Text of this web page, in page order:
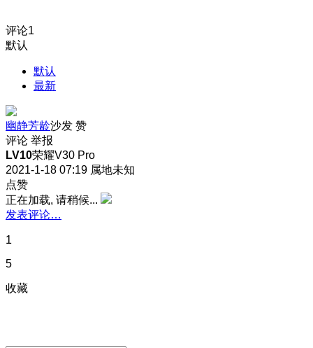
评论1
默认
默认
最新
幽静芳龄沙发 赞
评论 举报
LV10荣耀V30 Pro
2021-1-18 07:19 属地未知
点赞
正在加载, 请稍候...
发表评论…
1
5
收藏